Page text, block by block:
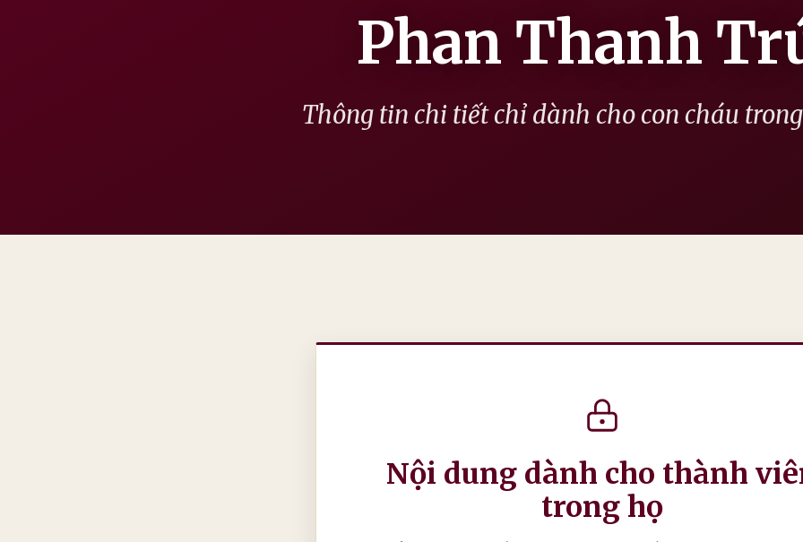
Phan Thanh
Thông tin chi tiết chỉ dành cho con cháu
Nội dung dành cho thành
trong họ